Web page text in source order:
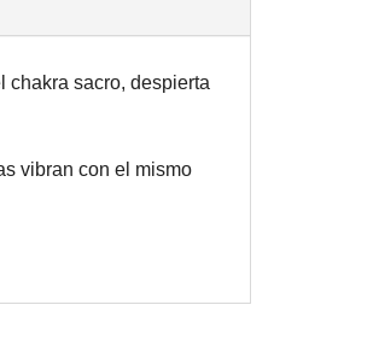
sacro, despierta
vibran con el mismo